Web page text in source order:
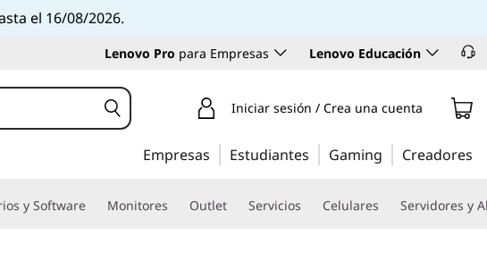
el 16/08/2026.
Lenovo Pro para Empresas Lenovo Educación
Iniciar sesión / Crea una cuenta
Empresas Estudiantes Gaming Creadores
y Software Monitores Outlet Servicios Celulares Servidores y